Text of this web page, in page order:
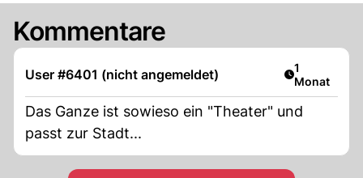
Kommentare
User #6401 (nicht angemeldet) Artikel
1
Monat
Das Ganze ist sowieso ein "Theater" und
passt zur Stadt...